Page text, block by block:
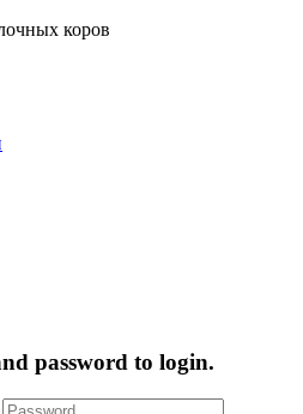
коров
password to login.